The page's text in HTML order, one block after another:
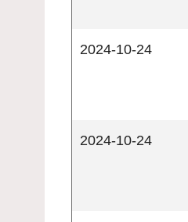
2024-10-24
2024-10-24